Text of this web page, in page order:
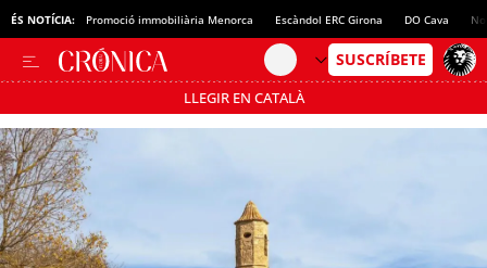
ÉS NOTÍCIA: Promoció immobiliària Menorca Escàndol ERC Girona DO Cava
LLEGIR EN CATALÀ
Passa’t al mode estalvi